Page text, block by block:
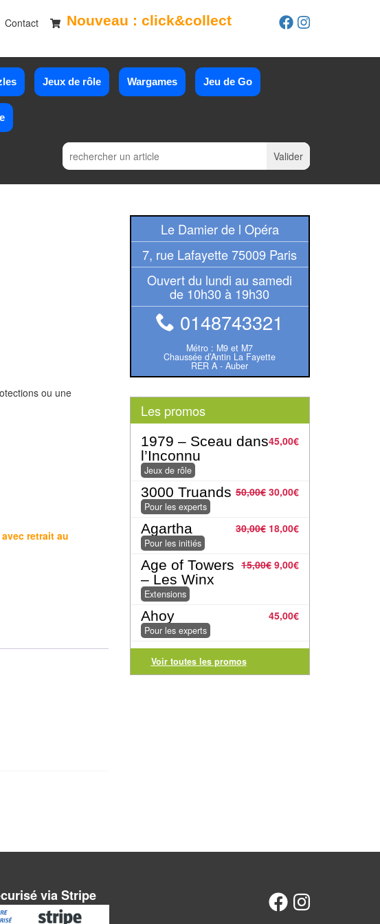
Contact Nouveau : click&collect
Jeux de rôle Wargames Jeu de Go
ou une
retrait au
Le Damier de l Opéra
7, rue Lafayette 75009 Paris
Ouvert du lundi au samedi
de 10h30 à 19h30
0148743321
Métro : M9 et M7
Chaussée d’Antin La Fayette
RER A - Auber
Les promos
45,00€
1979 – Sceau dans
l’Inconnu
Jeux de rôle
50,00€ 30,00€
3000 Truands
Pour les experts
30,00€ 18,00€
Agartha
Pour les initiés
15,00€ 9,00€
Age of Towers
– Les Winx
Extensions
45,00€
Ahoy
Pour les experts
Voir toutes les promos
via Stripe